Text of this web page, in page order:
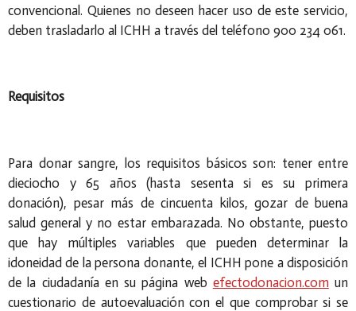
convencional. Quienes no deseen hacer uso de este servicio,
deben trasladarlo al ICHH a través del teléfono 900 234 061.
Requisitos
Para donar sangre, los requisitos básicos son: tener entre
dieciocho y 65 años (hasta sesenta si es su primera
donación), pesar más de cincuenta kilos, gozar de buena
salud general y no estar embarazada. No obstante, puesto
que hay múltiples variables que pueden determinar la
idoneidad de la persona donante, el ICHH pone a disposición
de la ciudadanía en su página web efectodonacion.com un
cuestionario de autoevaluación con el que comprobar si se